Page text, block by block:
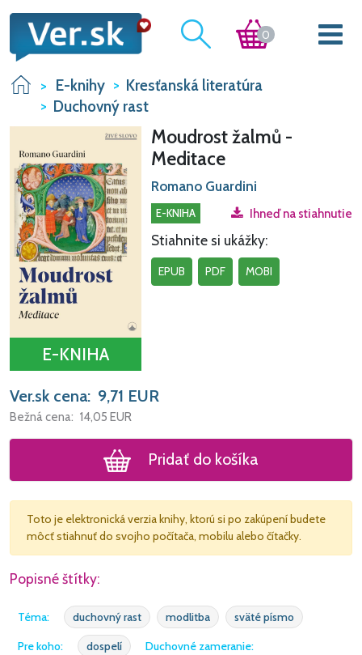
0
E-knihy
Kresťanská literatúra
Duchovný rast
E-KNIHA
Moudrost žalmů -
Meditace
Romano Guardini
E-KNIHA Ihneď na stiahnutie
Stiahnite si ukážky:
EPUB PDF MOBI
Ver.sk cena: 9,71 EUR
Bežná cena: 14,05 EUR
Pridať do košíka
Toto je elektronická verzia knihy, ktorú si po zakúpení budete
môcť stiahnuť do svojho počítača, mobilu alebo čítačky.
Popisné štítky:
Téma: duchovný rast modlitba
sväté písmo
Pre koho:
dospelí
Duchovné zameranie: